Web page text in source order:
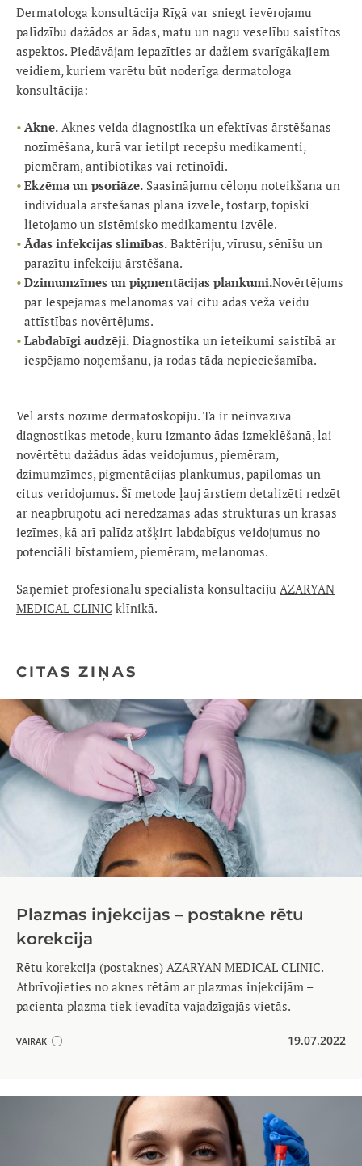
Dermatologa konsultācija Rīgā var sniegt ievērojamu
palīdzību dažādos ar ādas, matu un nagu veselību saistītos
aspektos. Piedāvājam iepazīties ar dažiem svarīgākajiem
veidiem, kuriem varētu būt noderīga dermatologa
konsultācija:
Akne. Aknes veida diagnostika un efektīvas ārstēšanas
nozīmēšana, kurā var ietilpt recepšu medikamenti,
piemēram, antibiotikas vai retinoīdi.
Ekzēma un psoriāze. Saasinājumu cēloņu noteikšana un
individuāla ārstēšanas plāna izvēle, tostarp, topiski
lietojamo un sistēmisko medikamentu izvēle.
Ādas infekcijas slimības. Baktēriju, vīrusu, sēnīšu un
parazītu infekciju ārstēšana.
Dzimumzīmes un pigmentācijas plankumi.Novērtējums
par Iespējamās melanomas vai citu ādas vēža veidu
attīstības novērtējums.
Labdabīgi audzēji. Diagnostika un ieteikumi saistībā ar
iespējamo noņemšanu, ja rodas tāda nepieciešamība.
Vēl ārsts nozīmē dermatoskopiju. Tā ir neinvazīva
diagnostikas metode, kuru izmanto ādas izmeklēšanā, lai
novērtētu dažādus ādas veidojumus, piemēram,
dzimumzīmes, pigmentācijas plankumus, papilomas un
citus veridojumus. Šī metode ļauj ārstiem detalizēti redzēt
ar neapbruņotu aci neredzamās ādas struktūras un krāsas
iezīmes, kā arī palīdz atšķirt labdabīgus veidojumus no
potenciāli bīstamiem, piemēram, melanomas.
Saņemiet profesionālu speciālista konsultāciju AZARYAN
MEDICAL CLINIC klīnikā.
CITAS ZIŅAS
Plazmas injekcijas – postakne rētu
korekcija
Rētu korekcija (postaknes) AZARYAN MEDICAL CLINIC.
Atbrīvojieties no aknes rētām ar plazmas injekcijām –
pacienta plazma tiek ievadīta vajadzīgajās vietās.
VAIRĀK 19.07.2022